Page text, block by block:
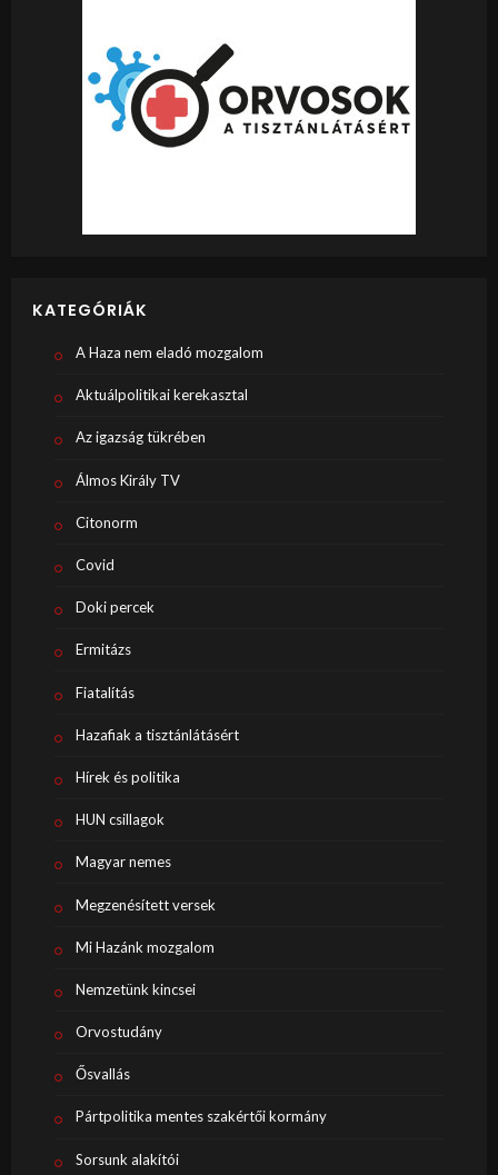
KATEGÓRIÁK
A Haza nem eladó mozgalom
Aktuálpolitikai kerekasztal
Az igazság tükrében
Álmos Király TV
Citonorm
Covid
Doki percek
Ermitázs
Fiatalítás
Hazafiak a tisztánlátásért
Hírek és politika
HUN csillagok
Magyar nemes
Megzenésített versek
Mi Hazánk mozgalom
Nemzetünk kincsei
Orvostudány
Ősvallás
Pártpolitika mentes szakértői kormány
Sorsunk alakítói